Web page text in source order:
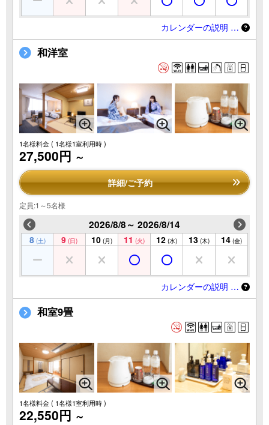
カレンダーの説明 …
和洋室
1名様料金( 1名様1室利用時 )
27,500円 ～
詳細/ご予約
定員:1～5名様
2026/8/8～ 2026/8/14
8 (土) 9 (日) 10 (月) 11 (火) 12 (水) 13 (木) 14 (金)
カレンダーの説明 …
和室9畳
1名様料金( 1名様1室利用時 )
22,550円 ～